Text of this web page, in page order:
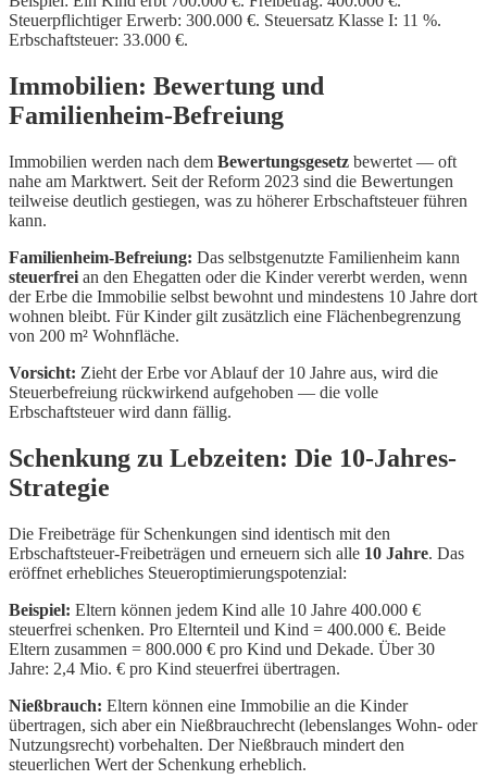
Steuerpflichtiger Erwerb: 300.000 €. Steuersatz Klasse I: 11 %.
Erbschaftsteuer: 33.000 €.
Immobilien: Bewertung und
Familienheim-Befreiung
Immobilien werden nach dem Bewertungsgesetz bewertet — oft
nahe am Marktwert. Seit der Reform 2023 sind die Bewertungen
teilweise deutlich gestiegen, was zu höherer Erbschaftsteuer führen
kann.
Familienheim-Befreiung: Das selbstgenutzte Familienheim kann
steuerfrei an den Ehegatten oder die Kinder vererbt werden, wenn
der Erbe die Immobilie selbst bewohnt und mindestens 10 Jahre dort
wohnen bleibt. Für Kinder gilt zusätzlich eine Flächenbegrenzung
von 200 m² Wohnfläche.
Vorsicht: Zieht der Erbe vor Ablauf der 10 Jahre aus, wird die
Steuerbefreiung rückwirkend aufgehoben — die volle
Erbschaftsteuer wird dann fällig.
Schenkung zu Lebzeiten: Die 10-Jahres-
Strategie
Die Freibeträge für Schenkungen sind identisch mit den
Erbschaftsteuer-Freibeträgen und erneuern sich alle 10 Jahre. Das
eröffnet erhebliches Steueroptimierungspotenzial:
Beispiel: Eltern können jedem Kind alle 10 Jahre 400.000 €
steuerfrei schenken. Pro Elternteil und Kind = 400.000 €. Beide
Eltern zusammen = 800.000 € pro Kind und Dekade. Über 30
Jahre: 2,4 Mio. € pro Kind steuerfrei übertragen.
Nießbrauch: Eltern können eine Immobilie an die Kinder
übertragen, sich aber ein Nießbrauchrecht (lebenslanges Wohn- oder
Nutzungsrecht) vorbehalten. Der Nießbrauch mindert den
steuerlichen Wert der Schenkung erheblich.